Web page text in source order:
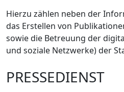
Hierzu zählen neben der
das Erstellen von
sowie die Betreuung der
und soziale Netzwerke) der
PRESSEDIENST